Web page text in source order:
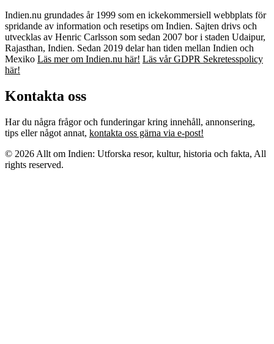
Indien.nu grundades år 1999 som en ickekommersiell webbplats för
spridande av information och resetips om Indien. Sajten drivs och
utvecklas av Henric Carlsson som sedan 2007 bor i staden Udaipur,
Rajasthan, Indien. Sedan 2019 delar han tiden mellan Indien och
Mexiko Läs mer om Indien.nu här! Läs vår GDPR Sekretesspolicy
här!
Kontakta oss
Har du några frågor och funderingar kring innehåll, annonsering,
tips eller något annat, kontakta oss gärna via e-post!
© 2026 Allt om Indien: Utforska resor, kultur, historia och fakta, All
rights reserved.